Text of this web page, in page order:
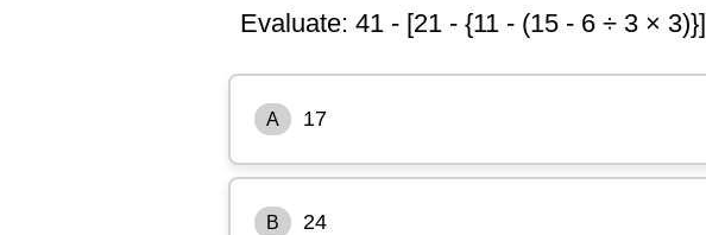
Evaluate: 41 - [21 - {11 - (15 - 6 ÷ 3 × 3)}]
A 17
B 24